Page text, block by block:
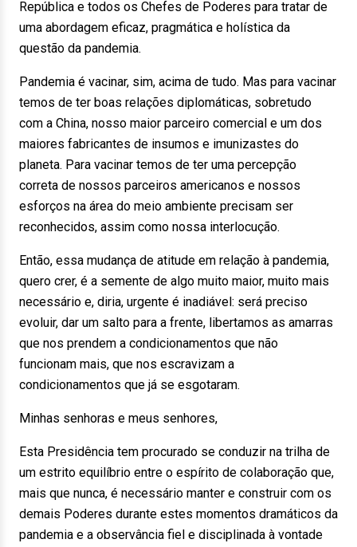
República e todos os Chefes de Poderes para tratar de
uma abordagem eficaz, pragmática e holística da
questão da pandemia.
Pandemia é vacinar, sim, acima de tudo. Mas para vacinar
temos de ter boas relações diplomáticas, sobretudo
com a China, nosso maior parceiro comercial e um dos
maiores fabricantes de insumos e imunizastes do
planeta. Para vacinar temos de ter uma percepção
correta de nossos parceiros americanos e nossos
esforços na área do meio ambiente precisam ser
reconhecidos, assim como nossa interlocução.
Então, essa mudança de atitude em relação à pandemia,
quero crer, é a semente de algo muito maior, muito mais
necessário e, diria, urgente é inadiável: será preciso
evoluir, dar um salto para a frente, libertamos as amarras
que nos prendem a condicionamentos que não
funcionam mais, que nos escravizam a
condicionamentos que já se esgotaram.
Minhas senhoras e meus senhores,
Esta Presidência tem procurado se conduzir na trilha de
um estrito equilíbrio entre o espírito de colaboração que,
mais que nunca, é necessário manter e construir com os
demais Poderes durante estes momentos dramáticos da
pandemia e a observância fiel e disciplinada à vontade